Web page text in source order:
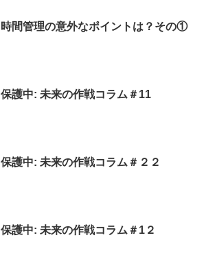
時間管理の意外なポイントは？その①
保護中: 未来の作戦コラム＃11
保護中: 未来の作戦コラム＃２２
保護中: 未来の作戦コラム＃1２